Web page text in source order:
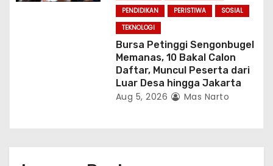
PENDIDIKAN
PERISTIWA
SOSIAL
TEKNOLOGI
Bursa Petinggi Sengonbugel
Memanas, 10 Bakal Calon
Daftar, Muncul Peserta dari
Luar Desa hingga Jakarta
Aug 5, 2026 Mas Narto